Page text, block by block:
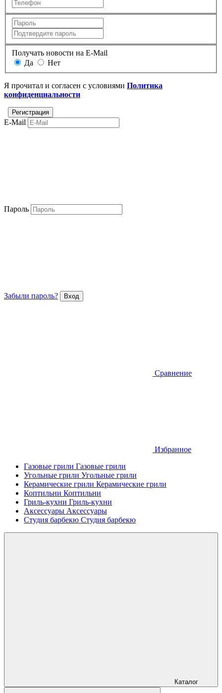
Получать новости на E-Mail
Да
Нет
Я прочитал и согласен с условиями Политика
конфиденциальности
E-Mail
Пароль
Забыли пароль?
Сравнение
Избранное
Газовые грили Газовые грили
Угольные грили Угольные грили
Керамические грили Керамические грили
Коптильни Коптильни
Гриль-кухни Гриль-кухни
Аксессуары Аксессуары
Студия барбекю Студия барбекю
Каталог